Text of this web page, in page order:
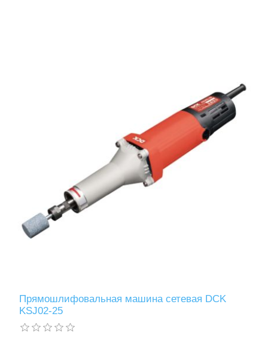
Измерительный инструмент
Для плиточных работ
Прямошлифовальная машина сетевая DCK
KSJ02-25